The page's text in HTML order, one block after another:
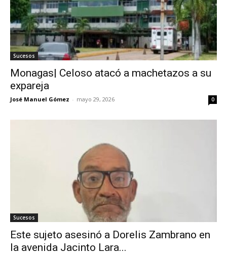
Sucesos
Monagas| Celoso atacó a machetazos a su
expareja
José Manuel Gómez - mayo 29, 2026 0
Sucesos
Este sujeto asesinó a Dorelis Zambrano en
la avenida Jacinto Lara...